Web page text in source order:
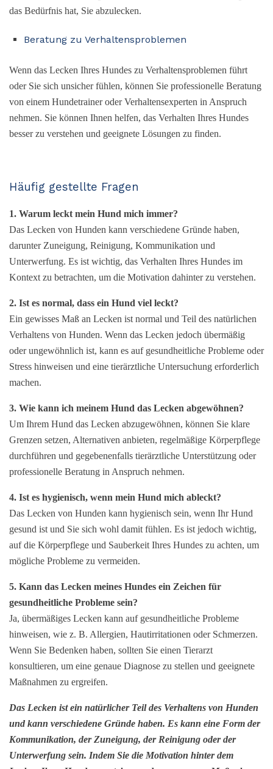
das Bedürfnis hat, Sie abzulecken.
Beratung zu Verhaltensproblemen
Wenn das Lecken Ihres Hundes zu Verhaltensproblemen führt
oder Sie sich unsicher fühlen, können Sie professionelle Beratung
von einem Hundetrainer oder Verhaltensexperten in Anspruch
nehmen. Sie können Ihnen helfen, das Verhalten Ihres Hundes
besser zu verstehen und geeignete Lösungen zu finden.
Häufig gestellte Fragen
1. Warum leckt mein Hund mich immer?
Das Lecken von Hunden kann verschiedene Gründe haben,
darunter Zuneigung, Reinigung, Kommunikation und
Unterwerfung. Es ist wichtig, das Verhalten Ihres Hundes im
Kontext zu betrachten, um die Motivation dahinter zu verstehen.
2. Ist es normal, dass ein Hund viel leckt?
Ein gewisses Maß an Lecken ist normal und Teil des natürlichen
Verhaltens von Hunden. Wenn das Lecken jedoch übermäßig
oder ungewöhnlich ist, kann es auf gesundheitliche Probleme oder
Stress hinweisen und eine tierärztliche Untersuchung erforderlich
machen.
3. Wie kann ich meinem Hund das Lecken abgewöhnen?
Um Ihrem Hund das Lecken abzugewöhnen, können Sie klare
Grenzen setzen, Alternativen anbieten, regelmäßige Körperpflege
durchführen und gegebenenfalls tierärztliche Unterstützung oder
professionelle Beratung in Anspruch nehmen.
4. Ist es hygienisch, wenn mein Hund mich ableckt?
Das Lecken von Hunden kann hygienisch sein, wenn Ihr Hund
gesund ist und Sie sich wohl damit fühlen. Es ist jedoch wichtig,
auf die Körperpflege und Sauberkeit Ihres Hundes zu achten, um
mögliche Probleme zu vermeiden.
5. Kann das Lecken meines Hundes ein Zeichen für
gesundheitliche Probleme sein?
Ja, übermäßiges Lecken kann auf gesundheitliche Probleme
hinweisen, wie z. B. Allergien, Hautirritationen oder Schmerzen.
Wenn Sie Bedenken haben, sollten Sie einen Tierarzt
konsultieren, um eine genaue Diagnose zu stellen und geeignete
Maßnahmen zu ergreifen.
Das Lecken ist ein natürlicher Teil des Verhaltens von Hunden
und kann verschiedene Gründe haben. Es kann eine Form der
Kommunikation, der Zuneigung, der Reinigung oder der
Unterwerfung sein. Indem Sie die Motivation hinter dem